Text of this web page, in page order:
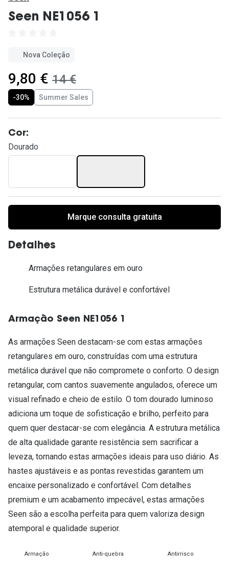
Seen NE1056 1
Nova Coleção
agora:
9,80 € era:
14 €
-30% Summer Sales
Cor:
Dourado
Marque consulta gratuita
Detalhes
Armações retangulares em ouro
Estrutura metálica durável e confortável
Armação Seen NE1056 1
As armações Seen destacam-se com estas armações
retangulares em ouro, construídas com uma estrutura
metálica durável que não compromete o conforto. O design
retangular, com cantos suavemente angulados, oferece um
visual refinado e cheio de estilo. O tom dourado luminoso
adiciona um toque de sofisticação e brilho, perfeito para
quem quer destacar-se com elegância. A estrutura metálica
de alta qualidade garante resistência sem sacrificar a
leveza, tornando estas armações ideais para uso diário. As
hastes ajustáveis e as pontas revestidas garantem um
encaixe personalizado e confortável. Com detalhes
premium e um acabamento impecável, estas armações
Seen são a escolha perfeita para quem valoriza design
atemporal e qualidade superior.
Armação Anti-quebra Antirrisco